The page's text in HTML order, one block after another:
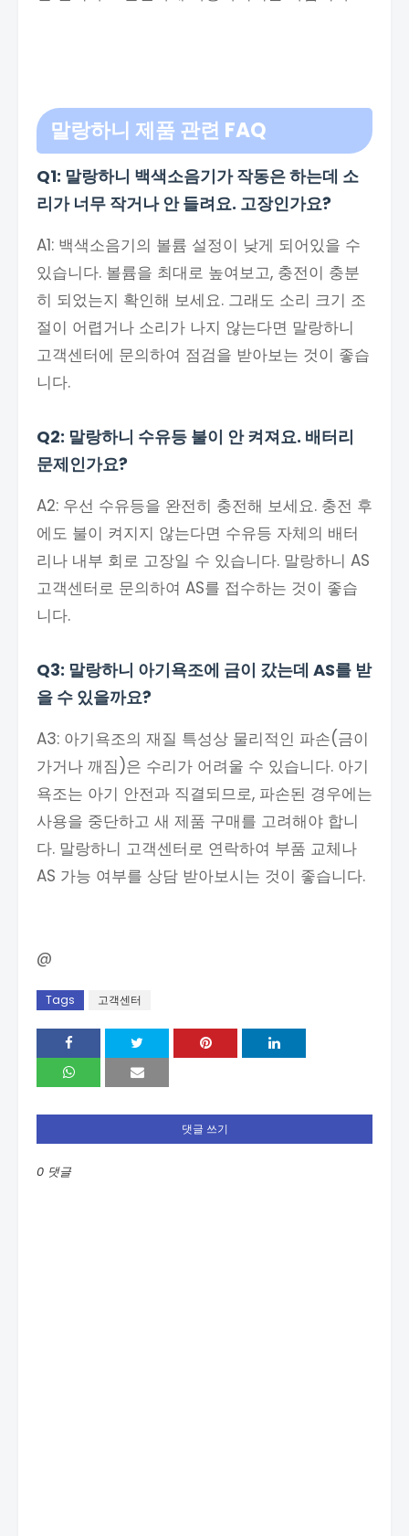
말랑하니 제품 관련 FAQ
Q1: 말랑하니 백색소음기가 작동은 하는데 소
리가 너무 작거나 안 들려요. 고장인가요?
A1: 백색소음기의 볼륨 설정이 낮게 되어있을 수
있습니다. 볼륨을 최대로 높여보고, 충전이 충분
히 되었는지 확인해 보세요. 그래도 소리 크기 조
절이 어렵거나 소리가 나지 않는다면 말랑하니
고객센터에 문의하여 점검을 받아보는 것이 좋습
니다.
Q2: 말랑하니 수유등 불이 안 켜져요. 배터리
문제인가요?
A2: 우선 수유등을 완전히 충전해 보세요. 충전 후
에도 불이 켜지지 않는다면 수유등 자체의 배터
리나 내부 회로 고장일 수 있습니다. 말랑하니 AS
고객센터로 문의하여 AS를 접수하는 것이 좋습
니다.
Q3: 말랑하니 아기욕조에 금이 갔는데 AS를 받
을 수 있을까요?
A3: 아기욕조의 재질 특성상 물리적인 파손(금이
가거나 깨짐)은 수리가 어려울 수 있습니다. 아기
욕조는 아기 안전과 직결되므로, 파손된 경우에는
사용을 중단하고 새 제품 구매를 고려해야 합니
다. 말랑하니 고객센터로 연락하여 부품 교체나
AS 가능 여부를 상담 받아보시는 것이 좋습니다.
@
Tags 고객센터
댓글 쓰기
0 댓글